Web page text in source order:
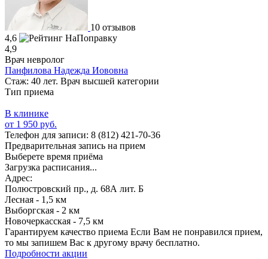
10 отзывов
4,6
4,9
Врач невролог
Панфилова Надежда Иововна
Стаж: 40 лет. Врач высшей категории
Тип приема
В клинике
от 1 950 руб.
Телефон для записи: 8 (812) 421-70-36
Предварительная запись на прием
Выберете время приёма
Загрузка расписания...
Адрес:
Полюстровский пр., д. 68А лит. Б
Лесная - 1,5 км
Выборгская - 2 км
Новочеркасская - 7,5 км
Гарантируем качество приема Если Вам не понравился прием,
то мы запишем Вас к другому врачу бесплатно.
Подробности акции